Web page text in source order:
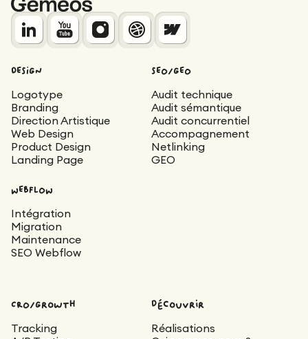
DESIGN
Logotype
Branding
Direction Artistique
Web Design
Product Design
Landing Page
SEO/GEO
Audit technique
Audit sémantique
Audit concurrentiel
Accompagnement
Netlinking
GEO
WEBFLOW
Intégration
Migration
Maintenance
SEO Webflow
CRO/Growth
Tracking
découvrir
Réalisations